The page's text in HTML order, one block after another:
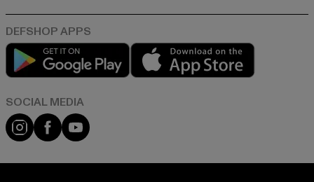
Play market
Instagram
FacebookYouTube